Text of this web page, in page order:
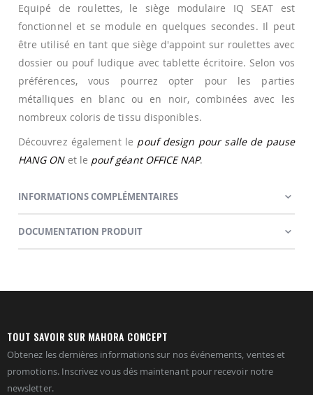
Equipé de roulettes, le siège modulaire IQ SEAT est
fonctionnel et se module en quelques secondes. Il peut
être utilisé en tant que siège d'appoint sur roulettes avec
dossier ou pouf ludique avec tablette écritoire. Selon vos
préférences, vous pourrez opter pour les parties
métalliques en blanc ou en noir, combinées avec les
nombreux coloris de tissu disponibles.
Découvrez également le pouf design pour salle de pause
HANG ONet le pouf géant OFFICE NAP.
INFORMATIONS COMPLÉMENTAIRES
DOCUMENTATION PRODUIT
TOUT SAVOIR SUR MAHORA CONCEPT
Obtenez les dernières informations sur nos événements, ventes et
promotions. Inscrivez vous dés maintenant pour recevoir notre
newsletter.